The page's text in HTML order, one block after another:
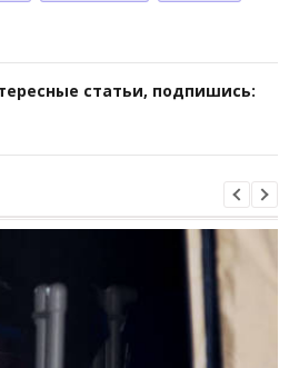
статьи, подпишись: